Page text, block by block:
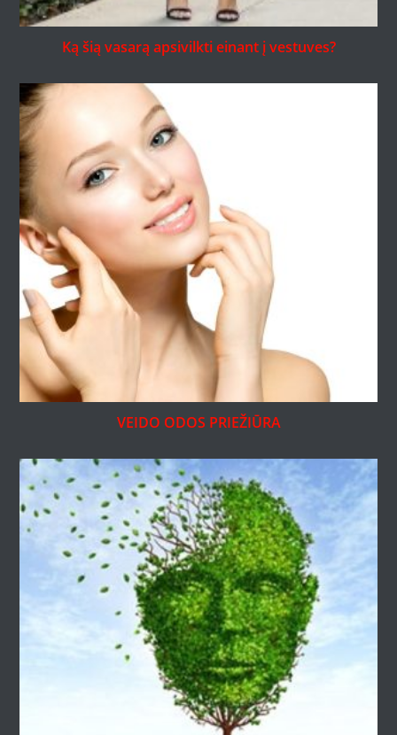
Ką šią vasarą apsivilkti einant į vestuves?
VEIDO ODOS PRIEŽIŪRA